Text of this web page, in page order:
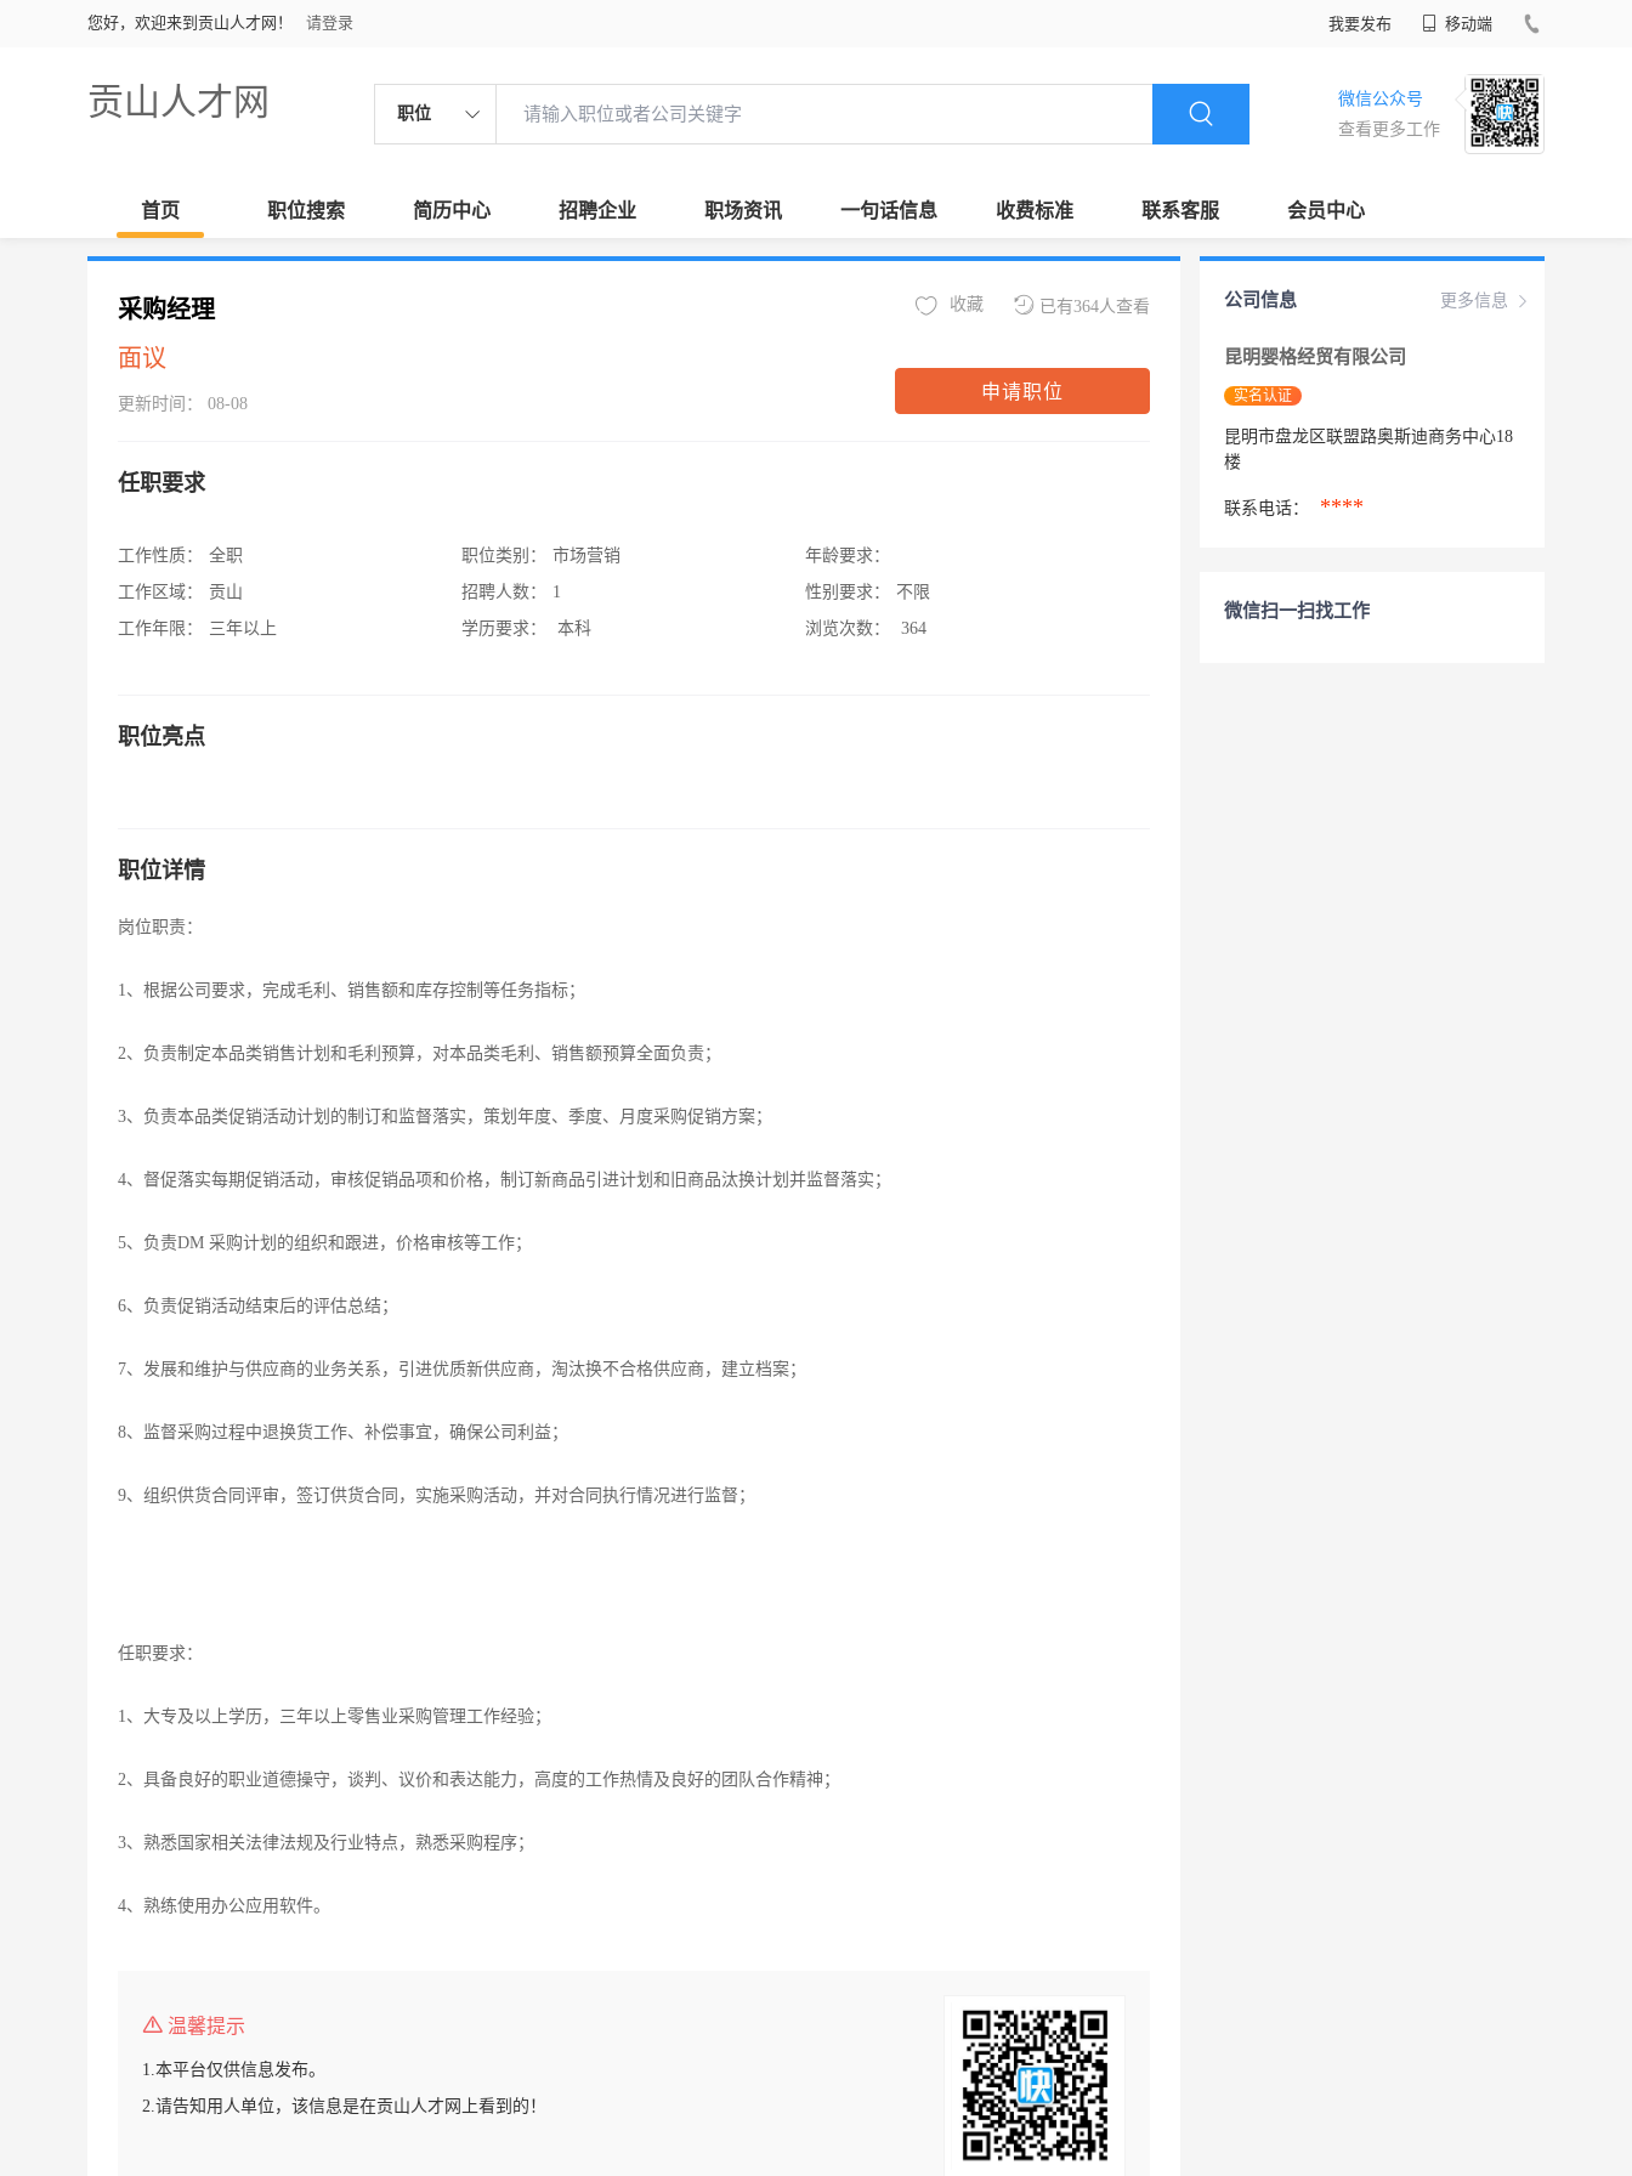
您好，欢迎来到贡山人才网！ 请登录 我要发布 移动端
贡山人才网 职位
微信公众号
查看更多工作
首页 职位搜索 简历中心 招聘企业 职场资讯 一句话信息 收费标准 联系客服 会员中心
采购经理
面议
更新时间： 08-08
已有364人查看
收藏
申请职位
任职要求
工作性质：
全职
工作区域：
贡山
工作年限：
三年以上
职位类别：
市场营销
招聘人数：
1
学历要求：
本科
年龄要求：
性别要求：
不限
浏览次数：
364
职位亮点
职位详情
岗位职责：
1、根据公司要求，完成毛利、销售额和库存控制等任务指标；
2、负责制定本品类销售计划和毛利预算，对本品类毛利、销售额预算全面负责；
3、负责本品类促销活动计划的制订和监督落实，策划年度、季度、月度采购促销方案；
4、督促落实每期促销活动，审核促销品项和价格，制订新商品引进计划和旧商品汰换计划并监督落实；
5、负责DM 采购计划的组织和跟进，价格审核等工作；
6、负责促销活动结束后的评估总结；
7、发展和维护与供应商的业务关系，引进优质新供应商，淘汰换不合格供应商，建立档案；
8、监督采购过程中退换货工作、补偿事宜，确保公司利益；
9、组织供货合同评审，签订供货合同，实施采购活动，并对合同执行情况进行监督；
任职要求：
1、大专及以上学历，三年以上零售业采购管理工作经验；
2、具备良好的职业道德操守，谈判、议价和表达能力，高度的工作热情及良好的团队合作精神；
3、熟悉国家相关法律法规及行业特点，熟悉采购程序；
4、熟练使用办公应用软件。
温馨提示
1.本平台仅供信息发布。
2.请告知用人单位，该信息是在贡山人才网上看到的！
更多信息
公司信息
昆明婴格经贸有限公司
实名认证
昆明市盘龙区联盟路奥斯迪商务中心18
楼
联系电话： ****
微信扫一扫找工作